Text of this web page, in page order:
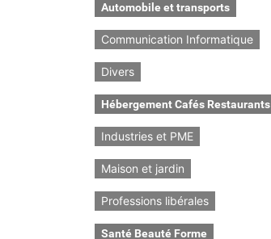
Automobile et transports
Communication Informatique
Divers
Hébergement Cafés Restaurants
Industries et PME
Maison et jardin
Professions libérales
Santé Beauté Forme